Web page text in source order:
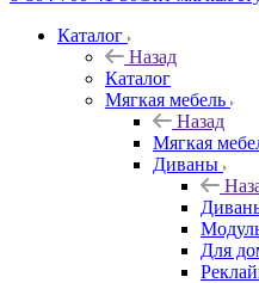
Каталог
Назад
Каталог
Мягкая мебель
Назад
Мягкая
Диваны
Для